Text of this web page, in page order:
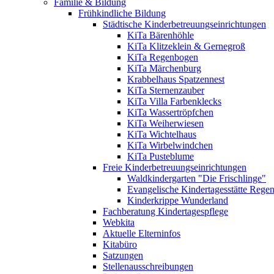
Familie & Bildung
Frühkindliche Bildung
Städtische Kinderbetreuungseinrichtungen
KiTa Bärenhöhle
KiTa Klitzeklein & Gernegroß
KiTa Regenbogen
KiTa Märchenburg
Krabbelhaus Spatzennest
KiTa Sternenzauber
KiTa Villa Farbenklecks
KiTa Wassertröpfchen
KiTa Weiherwiesen
KiTa Wichtelhaus
KiTa Wirbelwindchen
KiTa Pusteblume
Freie Kinderbetreuungseinrichtungen
Waldkindergarten "Die Frischlinge"
Evangelische Kindertagesstätte
Kinderkrippe Wunderland
Fachberatung Kindertagespflege
Webkita
Aktuelle Elterninfos
Kitabüro
Satzungen
Stellenausschreibungen